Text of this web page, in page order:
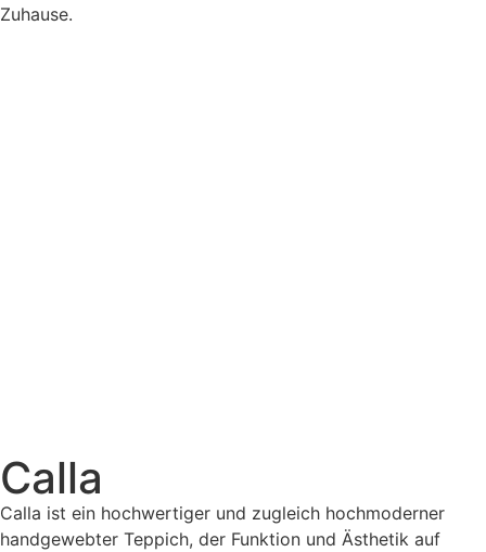
Zuhause.
Calla
Calla ist ein hochwertiger und zugleich hochmoderner
handgewebter Teppich, der Funktion und Ästhetik auf